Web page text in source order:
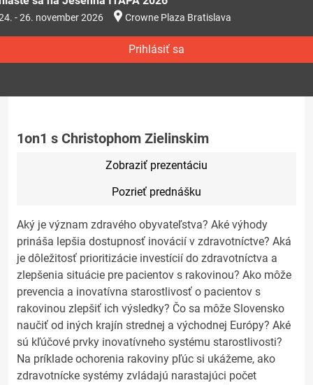
- 26. november 2026 Crowne Plaza Bratislava
Prihlásiť sa
1on1 s Christophom Zielinskim
Zobraziť prezentáciu
Pozrieť prednášku
Aký je význam zdravého obyvateľstva? Aké výhody
prináša lepšia dostupnosť inovácií v zdravotníctve? Aká
je dôležitosť prioritizácie investícií do zdravotníctva a
zlepšenia situácie pre pacientov s rakovinou? Ako môže
prevencia a inovatívna starostlivosť o pacientov s
rakovinou zlepšiť ich výsledky? Čo sa môže Slovensko
naučiť od iných krajín strednej a východnej Európy? Aké
sú kľúčové prvky inovatívneho systému starostlivosti?
Na príklade ochorenia rakoviny pľúc si ukážeme, ako
zdravotnícke systémy zvládajú narastajúci počet